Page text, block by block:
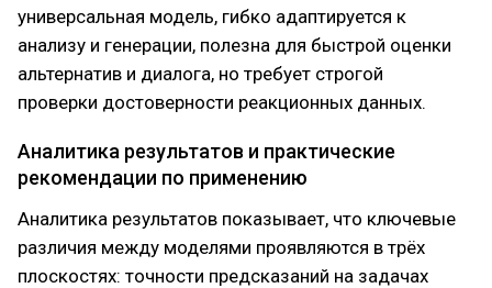
универсальная модель, гибко адаптируется к
анализу и генерации, полезна для быстрой оценки
альтернатив и диалога, но требует строгой
проверки достоверности реакционных данных.
Аналитика результатов и практические
рекомендации по применению
Аналитика результатов показывает, что ключевые
различия между моделями проявляются в трёх
плоскостях: точности предсказаний на задачах